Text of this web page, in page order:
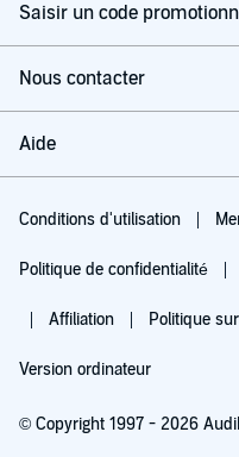
Saisir un code
Nous contacter
Aide
Conditions d'utilisation
Politique de confidentialité
Affiliation Politique
Version ordinateur
© Copyright 1997 - 2026